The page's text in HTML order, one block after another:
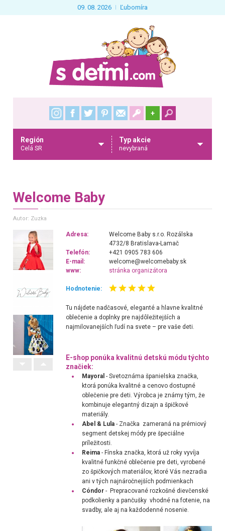
09. 08. 2026 Ľubomíra
+
Región
Celá SR
Typ akcie
nevybraná
Welcome Baby
Autor: Zuzka
Adresa:
Welcome Baby s.r.o. Rozálska
4732/8 Bratislava-Lamač
Telefón:
+421 0905 783 606
E-mail:
welcome@welcomebaby.sk
www:
stránka organizátora
Hodnotenie:
Tu nájdete nadčasové, eleganté a hlavne kvalitné
oblečenie a doplnky pre najdôležitejších a
najmilovanejších ľudí na svete – pre vaše deti.
E-shop ponúka kvalitnú detskú módu týchto
značiek:
Mayoral -Svetoznáma španielska značka,
ktorá ponúka kvalitné a cenovo dostupné
oblečenie pre deti. Výrobca je známy tým, že
kombinuje elegantný dizajn a špičkové
materiály.
Abel & Lula - Značka zameraná na prémiový
segment detskej módy pre špeciálne
príležitosti.
Reima - Fínska značka, ktorá už roky vyvíja
kvalitné funkčné oblečenie pre deti, vyrobené
zo špičkových materiálov, ktoré Vás nezradia
ani v tých najnáročnejších podmienkach
Cóndor - Prepracované rozkošné dievčenské
podkolienky a pančušky vhodné na fotenie, na
svadby, ale aj na každodenné nosenie.